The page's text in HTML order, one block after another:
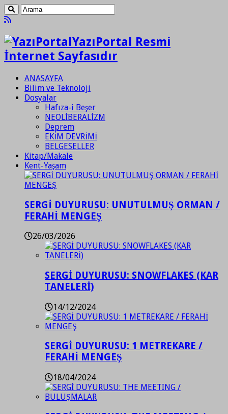
YazıPortal Resmi
İnternet Sayfasıdır
ANASAYFA
Bilim ve Teknoloji
Dosyalar
Hafıza-i Beşer
NEOLİBERALİZM
Deprem
EKİM DEVRİMİ
BELGESELLER
Kitap/Makale
Kent-Yaşam
SERGİ DUYURUSU: UNUTULMUŞ ORMAN /
FERAHİ MENGEŞ
26/03/2026
SERGİ DUYURUSU: SNOWFLAKES (KAR
TANELERİ)
14/12/2024
SERGİ DUYURUSU: 1 METREKARE /
FERAHİ MENGEŞ
18/04/2024